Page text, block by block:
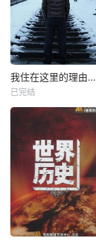
我住在这里的理由第三季
已完结